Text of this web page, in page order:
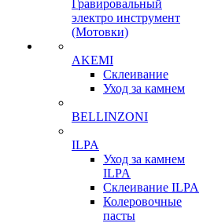
Гравировальный
электро инструмент
(Мотовки)
AKEMI
Склеивание
Уход за камнем
BELLINZONI
ILPA
Уход за камнем
ILPA
Склеивание ILPA
Колеровочные
пасты